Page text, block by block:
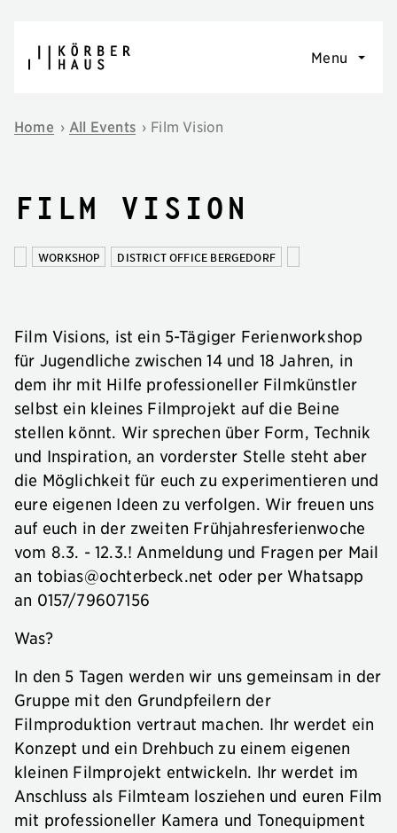
Menu
Home › All Events › Film Vision
Film Vision
WORKSHOP DISTRICT OFFICE BERGEDORF
Film Visions, ist ein 5-Tägiger Ferienworkshop
für Jugendliche zwischen 14 und 18 Jahren, in
dem ihr mit Hilfe professioneller Filmkünstler
selbst ein kleines Filmprojekt auf die Beine
stellen könnt. Wir sprechen über Form, Technik
und Inspiration, an vorderster Stelle steht aber
die Möglichkeit für euch zu experimentieren und
eure eigenen Ideen zu verfolgen. Wir freuen uns
auf euch in der zweiten Frühjahresferienwoche
vom 8.3. - 12.3.! Anmeldung und Fragen per Mail
an tobias@ochterbeck.net oder per Whatsapp
an 0157/79607156
Was?
In den 5 Tagen werden wir uns gemeinsam in der
Gruppe mit den Grundpfeilern der
Filmproduktion vertraut machen. Ihr werdet ein
Konzept und ein Drehbuch zu einem eigenen
kleinen Filmprojekt entwickeln. Ihr werdet im
Anschluss als Filmteam losziehen und euren Film
mit professioneller Kamera und Tonequipment